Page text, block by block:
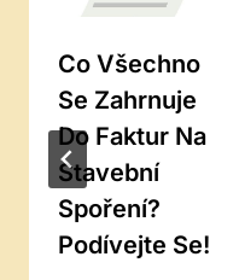
Co Všechno
Se Zahrnuje
Do Faktur Na
Stavební
Spoření?
Podívejte Se!